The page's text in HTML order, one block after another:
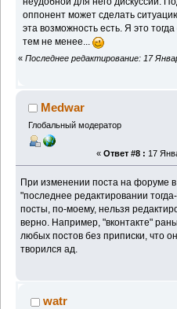
оппонент может сделать
эта возможность есть. Я это
тем не менее...
« Последнее редактирование: 17
Medwar
Глобальный модератор
« Ответ #8 : 17
При изменении поста на форуме
"последнее редактировании
посты, по-моему, нельзя
верно. Например, "вконтакте"
любых постов без приписки, что
творился ад.
watr